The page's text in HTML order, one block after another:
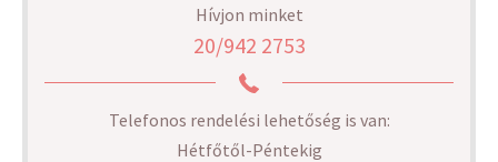
Hívjon minket
20/942 2753
Telefonos rendelési lehetőség is van:
Hétfőtől-Péntekig